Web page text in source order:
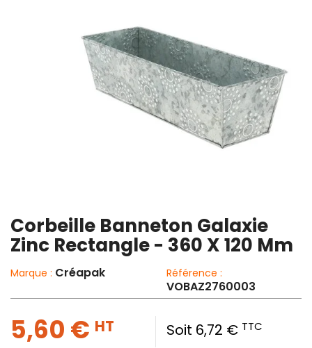
Corbeille Banneton Galaxie
Zinc Rectangle - 360 X 120 Mm
Marque : Créapak Référence :
VOBAZ2760003
5,60 € HT Soit 6,72 € TTC